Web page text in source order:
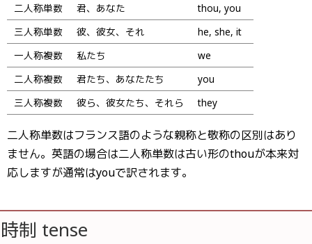
二人称単数
君、あなた
thou, you
三人称単数
彼、彼女、それ
he, she, it
一人称複数
私たち
we
二人称複数
君たち、あなたたち
you
三人称複数
彼ら、彼女たち、それら they
二人称単数はフランス語のような親称と敬称の区別はあり
ません。英語の場合は二人称単数は古い形のthouが本来対
応しますが通常はyouで訳されます。
時制 tense